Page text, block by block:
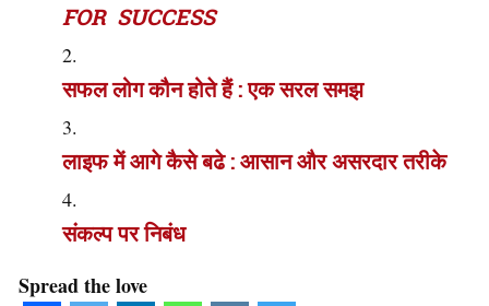
FOR SUCCESS
सफल लोग कौन होते हैं : एक सरल समझ
लाइफ में आगे कैसे बढे : आसान और असरदार तरीके
संकल्प पर निबंध
Spread the love